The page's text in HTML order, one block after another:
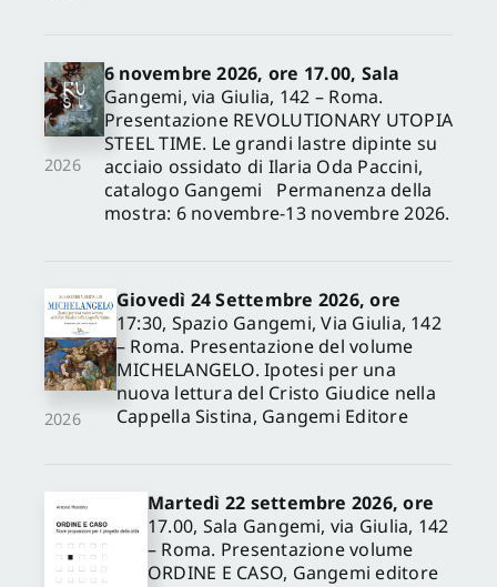
2026
6 novembre 2026, ore 17.00, Sala
Gangemi, via Giulia, 142 – Roma.
Presentazione REVOLUTIONARY UTOPIA
STEEL TIME. Le grandi lastre dipinte su
acciaio ossidato di Ilaria Oda Paccini,
catalogo Gangemi Permanenza della
mostra: 6 novembre-13 novembre 2026.
2026
Giovedì 24 Settembre 2026, ore
17:30, Spazio Gangemi, Via Giulia, 142
– Roma. Presentazione del volume
MICHELANGELO. Ipotesi per una
nuova lettura del Cristo Giudice nella
Cappella Sistina, Gangemi Editore
Martedì 22 settembre 2026, ore
17.00, Sala Gangemi, via Giulia, 142
– Roma. Presentazione volume
ORDINE E CASO, Gangemi editore